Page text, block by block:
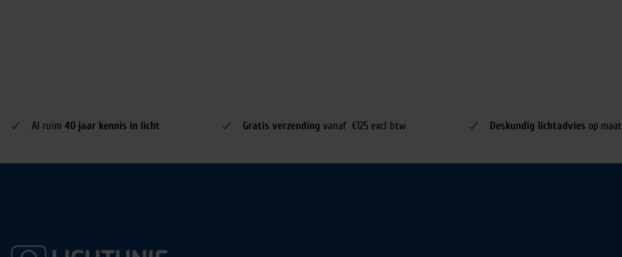
Al ruim 40 jaar kennis in licht Gratis verzending vanaf €125 excl btw Deskundig lichtadvies op maat